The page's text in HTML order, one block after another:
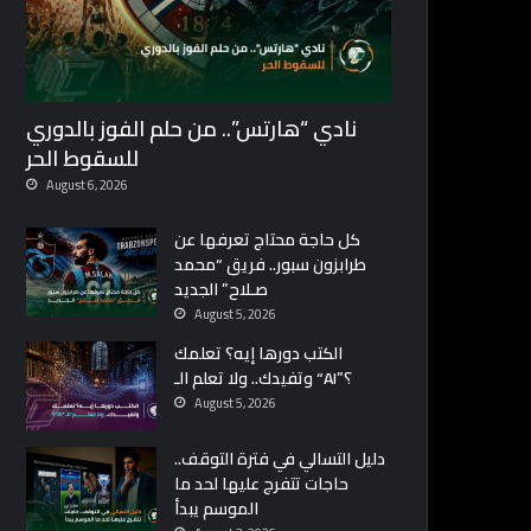
نادي “هارتس”.. من حلم الفوز بالدوري
للسقوط الحر
August 6, 2026
كل حاجة محتاج تعرفها عن
طرابزون سبور.. فريق “محمد
صـلاح” الجديد
August 5, 2026
الكتب دورها إيه؟ تعلمك
وتفيدك.. ولا تعلم الـ “AI”؟
August 5, 2026
دليل التسالي في فترة التوقف..
حاجات تتفرج عليها لحد ما
الموسم يبدأ